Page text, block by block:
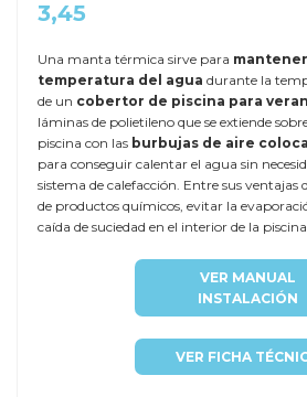
3,45
Una manta térmica sirve para
temperatura del agua durante la
de un cobertor de piscina para
láminas de polietileno que se extiende
piscina con las burbujas de aire
para conseguir calentar el agua sin
sistema de calefacción. Entre sus ventajas
de productos químicos, evitar la
caída de suciedad en el interior de la
VER MANUAL
INSTALACIÓN
VER FICHA